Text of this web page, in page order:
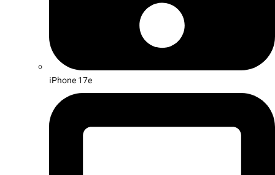
iPhone 17e